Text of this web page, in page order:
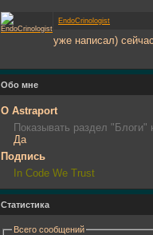
EndoCrinologist
уже написал)
Обо мне
О Astraport
Показывать раздел "Блоги"
Да
Подпись
In Code We Trust
Статистика
Всего сообщений